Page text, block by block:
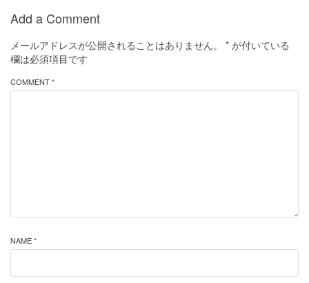
Add a Comment
メールアドレスが公開されることはありません。 * が付いている
欄は必須項目です
COMMENT *
NAME *